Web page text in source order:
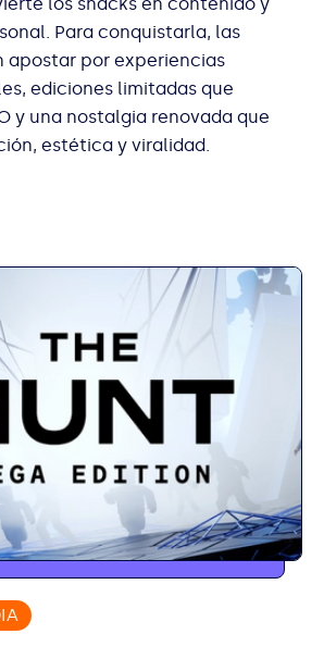
Para conquistarla, las
apostar por experiencias
ediciones limitadas que
y una nostalgia renovada que
estética y viralidad.